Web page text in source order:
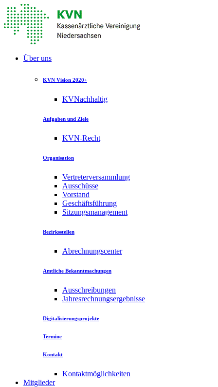
Über uns
KVN Vision 2020+
KVNachhaltig
Aufgaben und Ziele
KVN-Recht
Organisation
Vertreterversammlung
Ausschüsse
Vorstand
Geschäftsführung
Sitzungsmanagement
Bezirksstellen
Abrechnungscenter
Amtliche Bekanntmachungen
Ausschreibungen
Jahresrechnungsergebnisse
Digitalisierungsprojekte
Termine
Kontakt
Kontaktmöglichkeiten
Mitglieder